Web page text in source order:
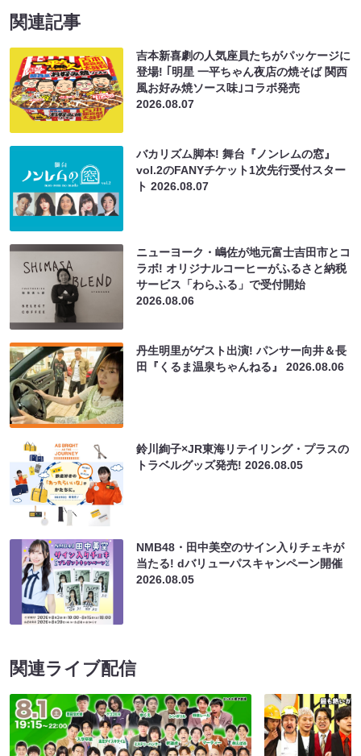
関連記事
吉本新喜劇の人気座員たちがパッケージに
登場! ｢明星 一平ちゃん夜店の焼そば 関西
風お好み焼ソース味｣コラボ発売
2026.08.07
バカリズム脚本! 舞台『ノンレムの窓』
vol.2のFANYチケット1次先行受付スター
ト2026.08.07
ニューヨーク・嶋佐が地元富士吉田市とコ
ラボ! オリジナルコーヒーがふるさと納税
サービス「わらふる」で受付開始
2026.08.06
丹生明里がゲスト出演! パンサー向井＆長
田『くるま温泉ちゃんねる』2026.08.06
鈴川絢子×JR東海リテイリング・プラスの
トラベルグッズ発売!2026.08.05
NMB48・田中美空のサイン入りチェキが
当たる! dバリューパスキャンペーン開催
2026.08.05
関連ライブ配信